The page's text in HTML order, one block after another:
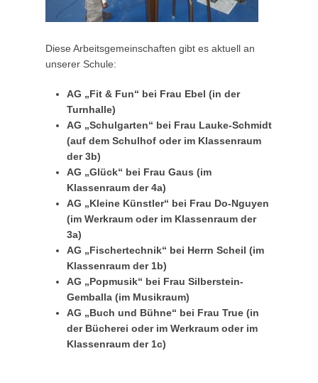
n
Diese Arbeitsgemeinschaften gibt es aktuell an
unserer Schule:
AG „Fit & Fun“ bei Frau Ebel (in der
Turnhalle)
AG „Schulgarten“ bei Frau Lauke-Schmidt
(auf dem Schulhof oder im Klassenraum
der 3b)
AG „Glück“ bei Frau Gaus (im
Klassenraum der 4a)
AG „Kleine Künstler“ bei Frau Do-Nguyen
(im Werkraum oder im Klassenraum der
3a)
AG „Fischertechnik“ bei Herrn Scheil (im
Klassenraum der 1b)
AG „Popmusik“ bei Frau Silberstein-
Gemballa (im Musikraum)
AG „Buch und Bühne“ bei Frau True (in
der Bücherei oder im Werkraum oder im
Klassenraum der 1c)